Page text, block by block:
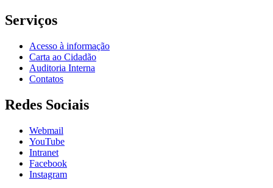
Serviços
Acesso à informação
Carta ao Cidadão
Auditoria Interna
Contatos
Redes Sociais
Webmail
YouTube
Intranet
Facebook
Instagram